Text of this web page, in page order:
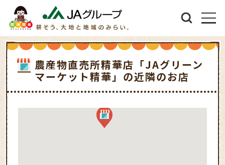
農産物直売所精華店「JAグリーン
マーケット精華」の近隣のお店